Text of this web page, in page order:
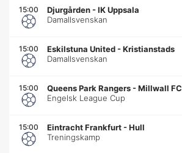
15:00 Djurgården -IK Uppsala
Damallsvenskan
15:00 Eskilstuna United -Kristianstads
Damallsvenskan
15:00 Queens Park Rangers -Millwall FC
Engelsk League Cup
15:00 Eintracht Frankfurt -Hull
Treningskamp